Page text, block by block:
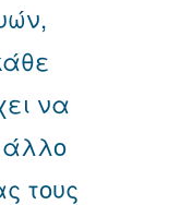
να
άλλο
τους